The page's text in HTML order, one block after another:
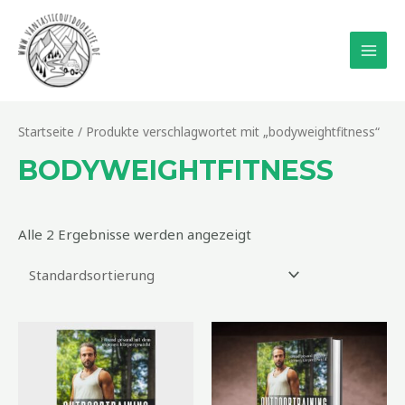
Inhalt
springen
Startseite / Produkte verschlagwortet mit „bodyweightfitness“
BODYWEIGHTFITNESS
Alle 2 Ergebnisse werden angezeigt